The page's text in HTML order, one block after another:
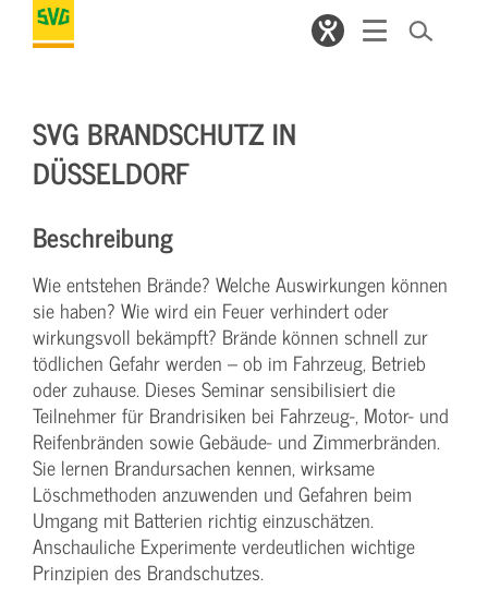
SVG BRANDSCHUTZ IN
DÜSSELDORF
Beschreibung
Wie entstehen Brände? Welche Auswirkungen können
sie haben? Wie wird ein Feuer verhindert oder
wirkungsvoll bekämpft? Brände können schnell zur
tödlichen Gefahr werden – ob im Fahrzeug, Betrieb
oder zuhause. Dieses Seminar sensibilisiert die
Teilnehmer für Brandrisiken bei Fahrzeug-, Motor- und
Reifenbränden sowie Gebäude- und Zimmerbränden.
Sie lernen Brandursachen kennen, wirksame
Löschmethoden anzuwenden und Gefahren beim
Umgang mit Batterien richtig einzuschätzen.
Anschauliche Experimente verdeutlichen wichtige
Prinzipien des Brandschutzes.